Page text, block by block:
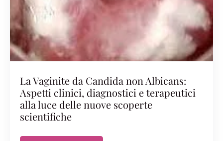
La Vaginite da Candida non Albicans:
Aspetti clinici, diagnostici e terapeutici
alla luce delle nuove scoperte
scientifiche